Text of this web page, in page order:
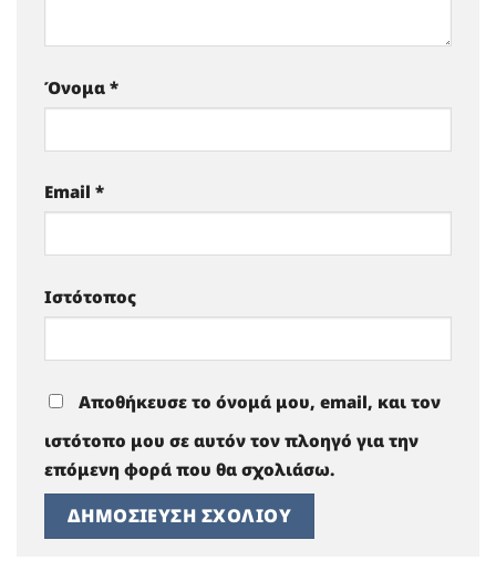
Όνομα *
Email *
Ιστότοπος
Αποθήκευσε το όνομά μου, email, και τον
ιστότοπο μου σε αυτόν τον πλοηγό για την
επόμενη φορά που θα σχολιάσω.